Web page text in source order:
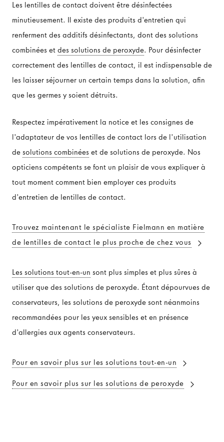
Les lentilles de contact doivent être désinfectées
minutieusement. Il existe des produits d'entretien qui
renferment des additifs désinfectants, dont des solutions
combinées et des solutions de peroxyde. Pour désinfecter
correctement des lentilles de contact, il est indispensable de
les laisser séjourner un certain temps dans la solution, afin
que les germes y soient détruits.
Respectez impérativement la notice et les consignes de
l'adaptateur de vos lentilles de contact lors de l'utilisation
de solutions combinées et de solutions de peroxyde. Nos
opticiens compétents se font un plaisir de vous expliquer à
tout moment comment bien employer ces produits
d'entretien de lentilles de contact.
Trouvez maintenant le spécialiste Fielmann en matière
de lentilles de contact le plus proche de chez vous
Les solutions tout-en-un sont plus simples et plus sûres à
utiliser que des solutions de peroxyde. Étant dépourvues de
conservateurs, les solutions de peroxyde sont néanmoins
recommandées pour les yeux sensibles et en présence
d'allergies aux agents conservateurs.
Pour en savoir plus sur les solutions tout-en-un
Pour en savoir plus sur les solutions de peroxyde